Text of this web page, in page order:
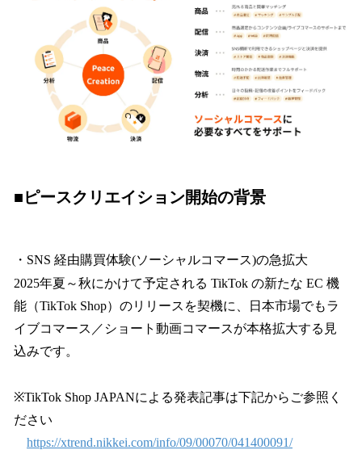
■ピースクリエイション開始の背景
・SNS 経由購買体験(ソーシャルコマース)の急拡大
2025年夏～秋にかけて予定される TikTok の新たな EC 機
能（TikTok Shop）のリリースを契機に、日本市場でもラ
イブコマース／ショート動画コマースが本格拡大する見
込みです。
※TikTok Shop JAPANによる発表記事は下記からご参照く
ださい
https://xtrend.nikkei.com/info/09/00070/041400091/